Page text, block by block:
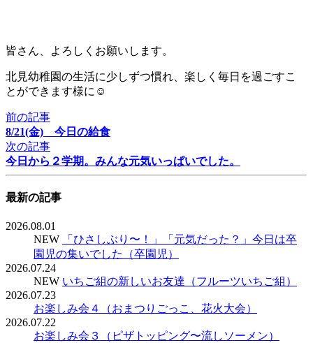
皆さん、よろしくお願いします。
北見幼稚園の生活に少しずつ慣れ、楽しく毎日を過ごすこ
とができます様に☺︎
前の記事
8/21(金) 今日の給食
次の記事
今日から２学期。みんな元気いっぱいでした。
最新の記事
2026.08.01
NEW
「ひさしぶり〜！」「元気だった？」今日は卒
園児の集いでした（卒園児）
2026.07.24
NEW いちご組の新しいお友達（フルーツいちご組）
2026.07.23
お楽しみ会４（おまつりごっこ、花火大会）
2026.07.22
お楽しみ会３（ピザトッピング〜流しソーメン）